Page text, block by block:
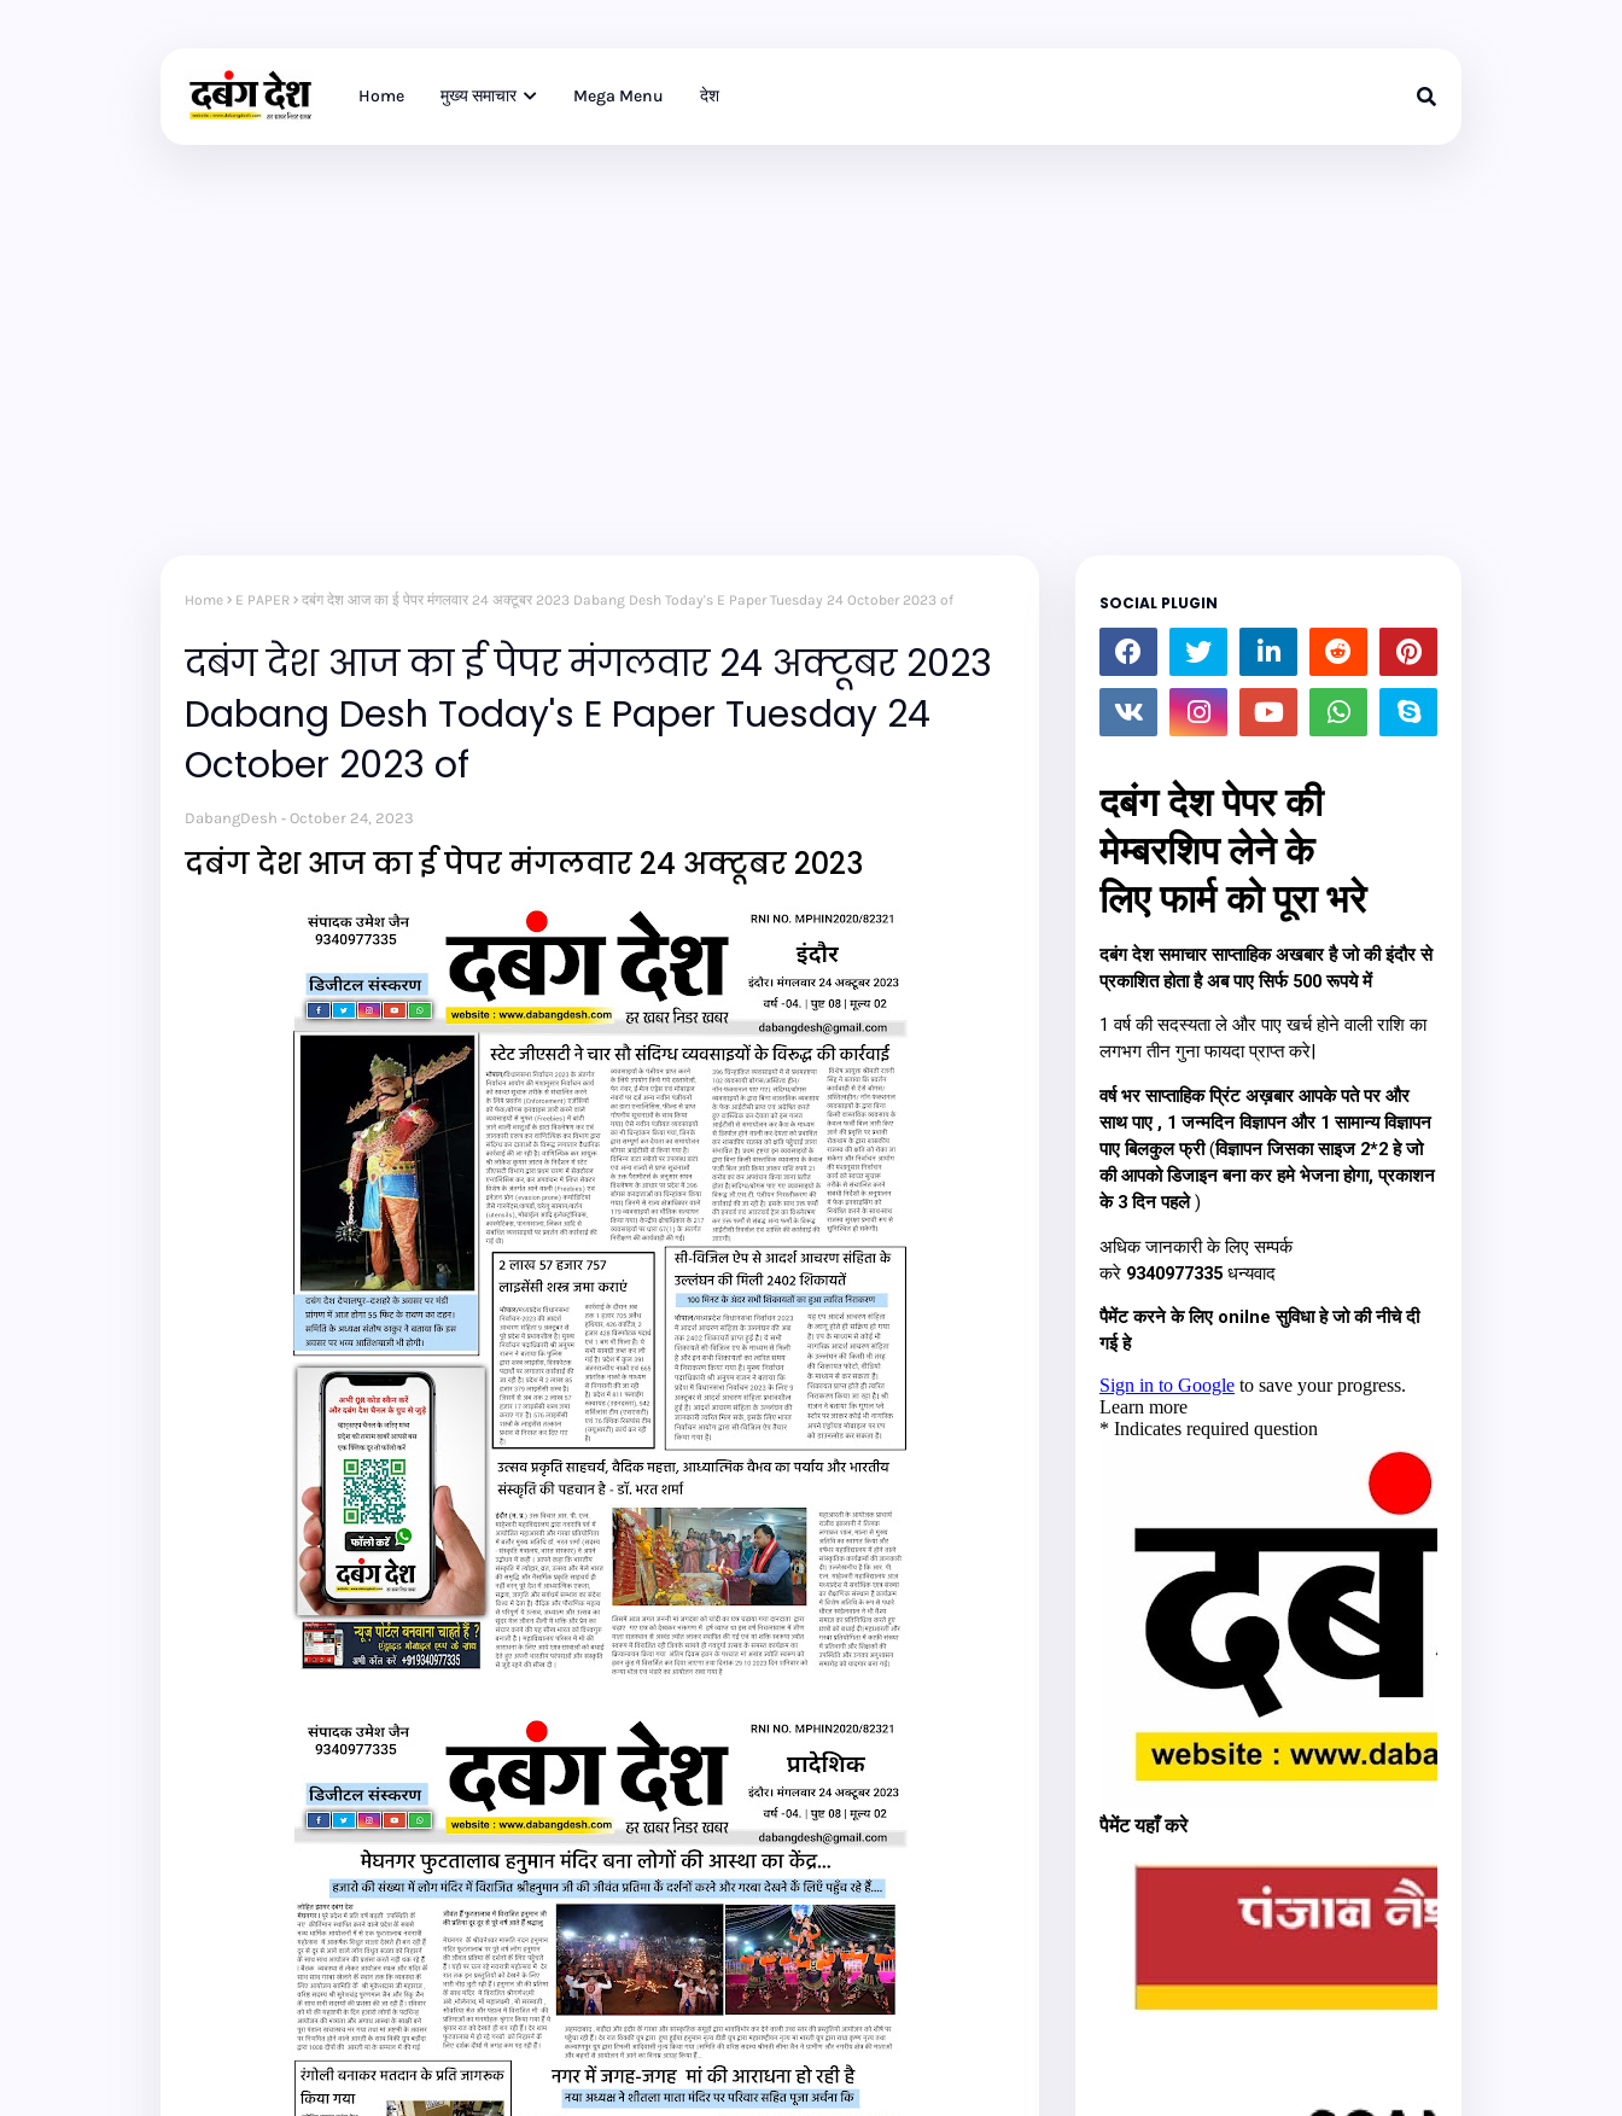
Home मुख्य समाचार Mega Menu देश
Home E PAPER दबंग देश आज का ई पेपर मंगलवार 24 अक्टूबर 2023 Dabang Desh Today's E Paper Tuesday 24 October 2023 of
दबंग देश आज का ई पेपर मंगलवार 24 अक्टूबर 2023
Dabang Desh Today's E Paper Tuesday 24
October 2023 of
DabangDesh October 24, 2023
दबंग देश आज का ई पेपर मंगलवार 24 अक्टूबर 2023
SOCIAL PLUGIN